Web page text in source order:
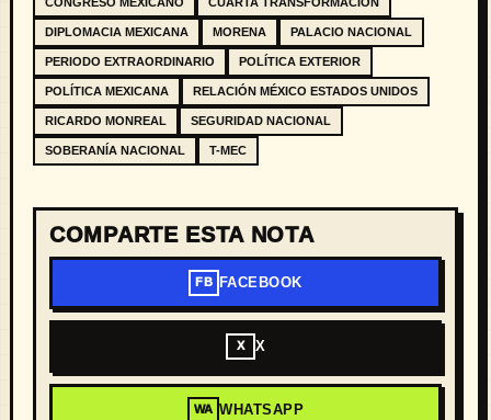
DIPLOMACIA MEXICANA MORENA PALACIO NACIONAL
PERIODO EXTRAORDINARIO POLÍTICA EXTERIOR
POLÍTICA MEXICANA RELACIÓN MÉXICO ESTADOS UNIDOS
RICARDO MONREAL SEGURIDAD NACIONAL
SOBERANÍA NACIONAL T-MEC
COMPARTE ESTA NOTA
FB FACEBOOK
X X
WA WHATSAPP